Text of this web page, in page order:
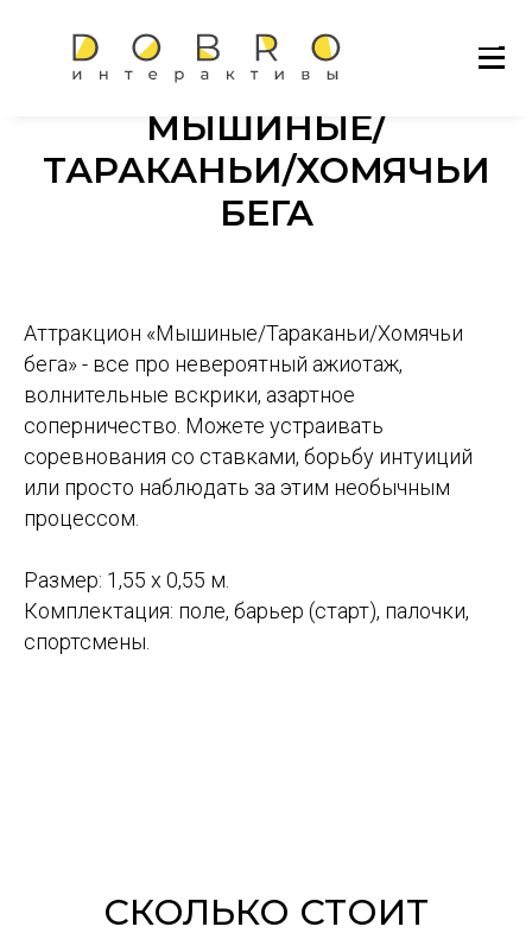
МЫШИНЫЕ/
ТАРАКАНЬИ/ХОМЯЧЬИ
БЕГА
Аттракцион «Мышиные/Тараканьи/Хомячьи
бега» - все про невероятный ажиотаж,
волнительные вскрики, азартное
соперничество. Можете устраивать
соревнования со ставками, борьбу интуиций
или просто наблюдать за этим необычным
процессом.
Размер: 1,55 х 0,55 м.
Комплектация: поле, барьер (старт), палочки,
спортсмены.
СКОЛЬКО СТОИТ